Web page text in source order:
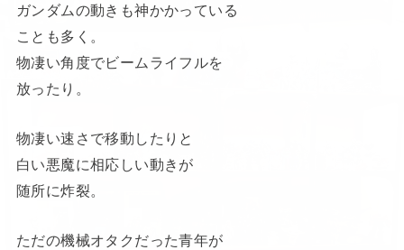
ガンダムの動きも神かかっている
ことも多く。
物凄い角度でビームライフルを
放ったり。
物凄い速さで移動したりと
白い悪魔に相応しい動きが
随所に炸裂。
ただの機械オタクだった青年が